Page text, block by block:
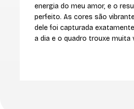
energia do meu amor, e o
perfeito. As cores são
dele foi capturada
a dia e o quadro trouxe muita